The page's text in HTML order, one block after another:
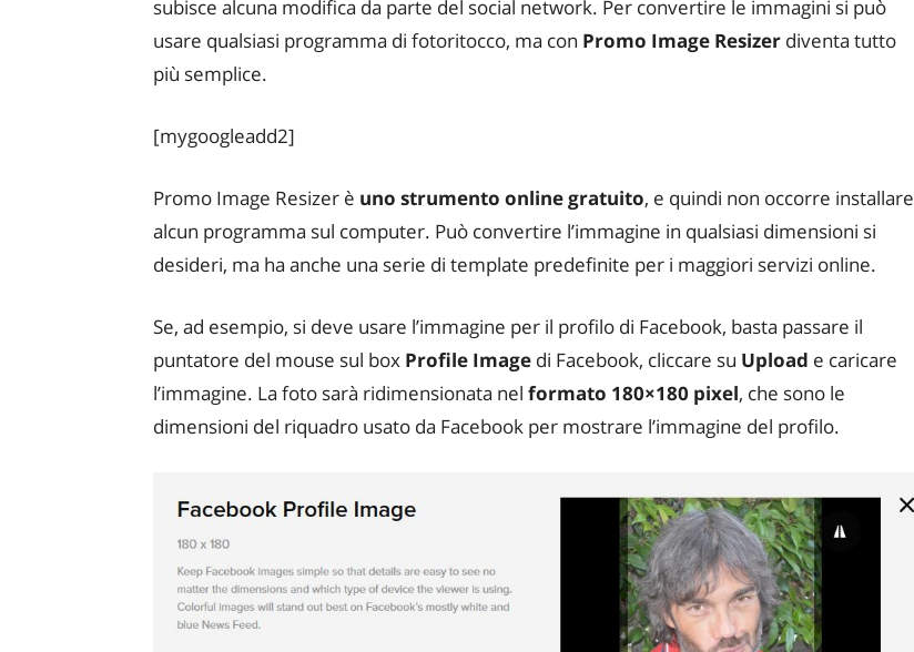
subisce alcuna modifica da parte del social network. Per convertire le immagini si può
usare qualsiasi programma di fotoritocco, ma con Promo Image Resizer diventa tutto
più semplice.
[mygoogleadd2]
Promo Image Resizer è uno strumento onlinegratuito, e quindi non occorre installare
alcun programma sul computer. Può convertire l’immagine in qualsiasi dimensioni si
desideri, ma ha anche una serie di template predefinite per i maggiori servizi online.
Se, ad esempio, si deve usare l’immagine per il profilo di Facebook, basta passare il
puntatore del mouse sul box Profile Image di Facebook, cliccare su Upload e caricare
l’immagine. La foto sarà ridimensionata nel formato 180×180 pixel, che sono le
dimensioni del riquadro usato da Facebook per mostrare l’immagine del profilo.